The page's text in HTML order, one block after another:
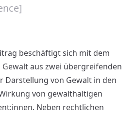
beschäftigt sich mit dem
aus zwei übergreifenden
Darstellung von Gewalt in den
von gewalthaltigen
Neben rechtlichen